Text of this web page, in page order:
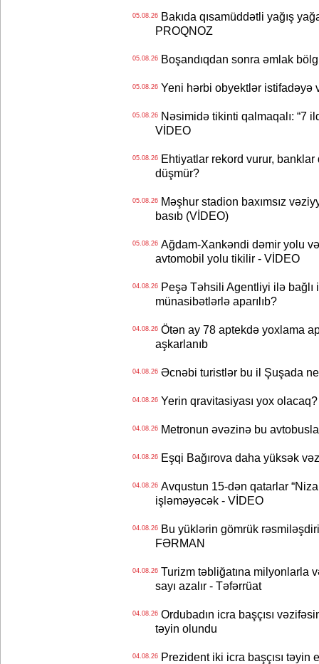
05.08.26Bakıda qısamüddətli yağış
PROQNOZ
05.08.26Boşandıqdan sonra əmlak
05.08.26Yeni hərbi obyektlər istifadəyə
05.08.26Nəsimidə tikinti qalmaqalı: “7
VİDEO
05.08.26Ehtiyatlar rekord vurur, banklar
düşmür?
05.08.26Məşhur stadion baxımsız
basıb (VİDEO)
05.08.26Ağdam-Xankəndi dəmir yolu
avtomobil yolu tikilir - VİDEO
04.08.26Peşə Təhsili Agentliyi ilə bağlı
münasibətlərlə aparılıb?
04.08.26Ötən ay 78 aptekdə yoxlama
aşkarlanıb
04.08.26Əcnəbi turistlər bu il Şuşada
04.08.26Yerin qravitasiyası yox
04.08.26Metronun əvəzinə bu
04.08.26Eşqi Bağırova daha yüksək
04.08.26Avqustun 15-dən qatarlar
işləməyəcək - VİDEO
04.08.26Bu yüklərin gömrük
FƏRMAN
04.08.26Turizm təbliğatına milyonlarla
sayı azalır - Təfərrüat
04.08.26Ordubadın icra başçısı
təyin olundu
04.08.26Prezident iki icra başçısı təyin